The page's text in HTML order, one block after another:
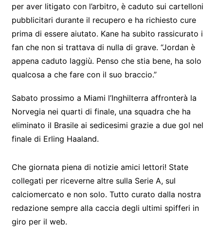
per aver litigato con l’arbitro, è caduto sui cartelloni
pubblicitari durante il recupero e ha richiesto cure
prima di essere aiutato. Kane ha subito rassicurato i
fan che non si trattava di nulla di grave. “Jordan è
appena caduto laggiù. Penso che stia bene, ha solo
qualcosa a che fare con il suo braccio.”
Sabato prossimo a Miami l’Inghilterra affronterà la
Norvegia nei quarti di finale, una squadra che ha
eliminato il Brasile ai sedicesimi grazie a due gol nel
finale di Erling Haaland.
Che giornata piena di notizie amici lettori! State
collegati per riceverne altre sulla Serie A, sul
calciomercato e non solo. Tutto curato dalla nostra
redazione sempre alla caccia degli ultimi spifferi in
giro per il web.